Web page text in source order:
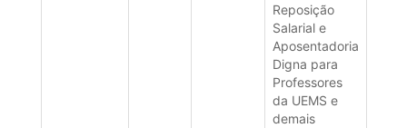
Reposição
Salarial e
Aposentadoria
Digna para
Professores
da UEMS e
demais